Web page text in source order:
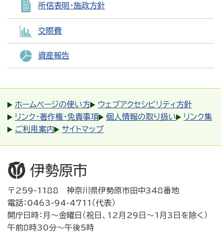
所信表明・施政方針
交際費
資産報告
ホームページの使い方
ウェブアクセシビリティ方針
リンク・著作権・免責事項
個人情報の取り扱い
リンク集
ご利用案内
サイトマップ
〒259-1188 神奈川県伊勢原市田中348番地
電話：0463-94-4711（代表）
開庁日時：月～金曜日（祝日、12月29日～1月3日を除く）
午前8時30分～午後5時